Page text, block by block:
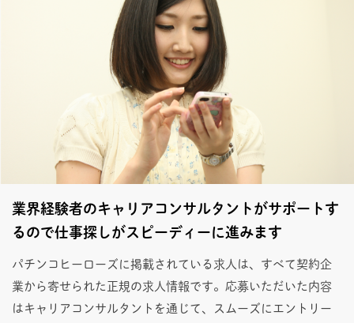
業界経験者のキャリアコンサルタントがサポートす
るので仕事探しがスピーディーに進みます
パチンコヒーローズに掲載されている求人は、すべて契約企
業から寄せられた正規の求人情報です。応募いただいた内容
はキャリアコンサルタントを通じて、スムーズにエントリー